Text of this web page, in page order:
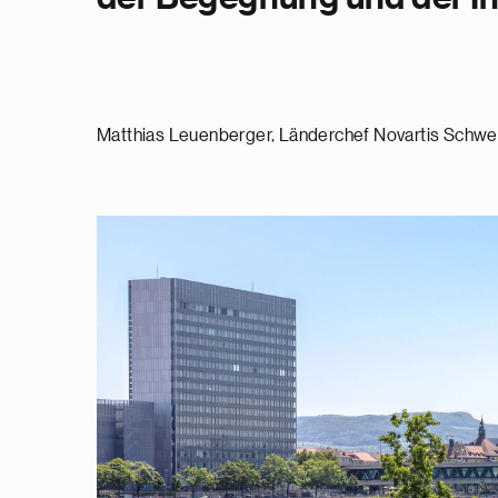
Matthias Leuenberger, Länderchef Novartis